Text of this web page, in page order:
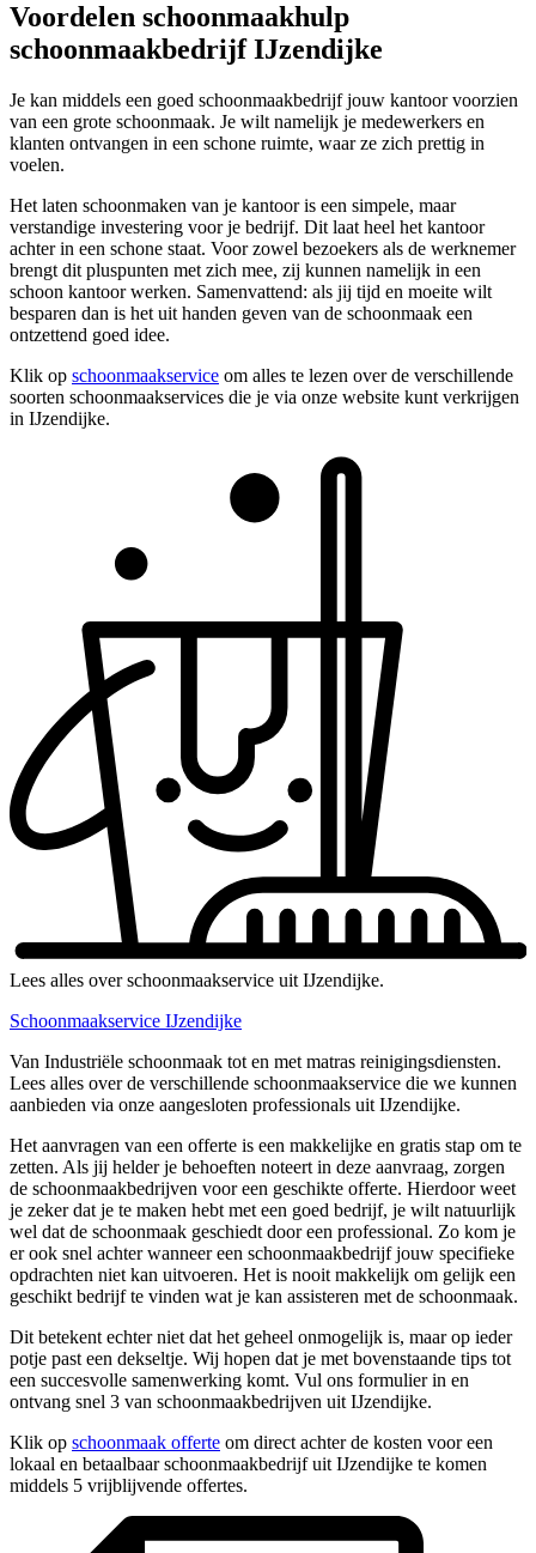
Voordelen schoonmaakhulp
schoonmaakbedrijf IJzendijke
Je kan middels een goed schoonmaakbedrijf jouw kantoor voorzien
van een grote schoonmaak. Je wilt namelijk je medewerkers en
klanten ontvangen in een schone ruimte, waar ze zich prettig in
voelen.
Het laten schoonmaken van je kantoor is een simpele, maar
verstandige investering voor je bedrijf. Dit laat heel het kantoor
achter in een schone staat. Voor zowel bezoekers als de werknemer
brengt dit pluspunten met zich mee, zij kunnen namelijk in een
schoon kantoor werken. Samenvattend: als jij tijd en moeite wilt
besparen dan is het uit handen geven van de schoonmaak een
ontzettend goed idee.
Klik op schoonmaakservice om alles te lezen over de verschillende
soorten schoonmaakservices die je via onze website kunt verkrijgen
in IJzendijke.
Lees alles over schoonmaakservice uit IJzendijke.
Schoonmaakservice IJzendijke
Van Industriële schoonmaak tot en met matras reinigingsdiensten.
Lees alles over de verschillende schoonmaakservice die we kunnen
aanbieden via onze aangesloten professionals uit IJzendijke.
Het aanvragen van een offerte is een makkelijke en gratis stap om te
zetten. Als jij helder je behoeften noteert in deze aanvraag, zorgen
de schoonmaakbedrijven voor een geschikte offerte. Hierdoor weet
je zeker dat je te maken hebt met een goed bedrijf, je wilt natuurlijk
wel dat de schoonmaak geschiedt door een professional. Zo kom je
er ook snel achter wanneer een schoonmaakbedrijf jouw specifieke
opdrachten niet kan uitvoeren. Het is nooit makkelijk om gelijk een
geschikt bedrijf te vinden wat je kan assisteren met de schoonmaak.
Dit betekent echter niet dat het geheel onmogelijk is, maar op ieder
potje past een dekseltje. Wij hopen dat je met bovenstaande tips tot
een succesvolle samenwerking komt. Vul ons formulier in en
ontvang snel 3 van schoonmaakbedrijven uit IJzendijke.
Klik op schoonmaak offerte om direct achter de kosten voor een
lokaal en betaalbaar schoonmaakbedrijf uit IJzendijke te komen
middels 5 vrijblijvende offertes.